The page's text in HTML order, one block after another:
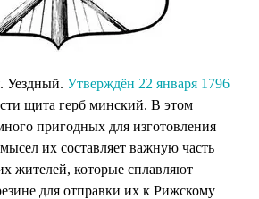
Уездный. Утверждён 22 января 1796
щита герб минский. В этом
пригодных для изготовления
их составляет важную часть
жителей, которые сплавляют
для отправки их к Рижскому